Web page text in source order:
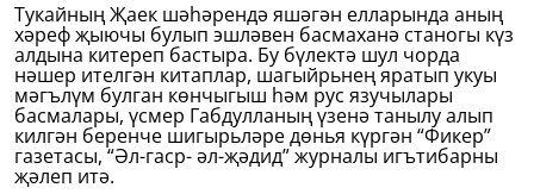
Тукайның Җаек шәһәрендә яшәгән елларында аның
хәреф җыючы булып эшләвен басмаханә станогы күз
алдына китереп бастыра. Бу бүлектә шул чорда
нәшер ителгән китаплар, шагыйрьнең яратып укуы
мәгълүм булган көнчыгыш һәм рус язучылары
басмалары, үсмер Габдулланың үзенә танылу алып
килгән беренче шигырьләре дөнья күргән “Фикер”
газетасы, “Әл-гаср- әл-җәдид” журналы игътибарны
җәлеп итә.